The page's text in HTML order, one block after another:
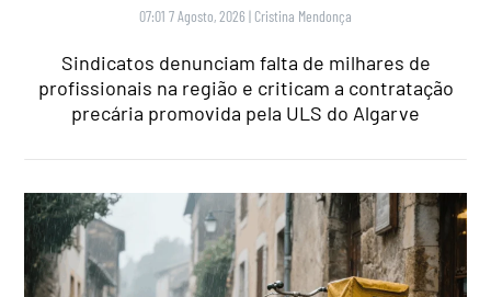
07:01 7 Agosto, 2026 | Cristina Mendonça
Sindicatos denunciam falta de milhares de
profissionais na região e criticam a contratação
precária promovida pela ULS do Algarve